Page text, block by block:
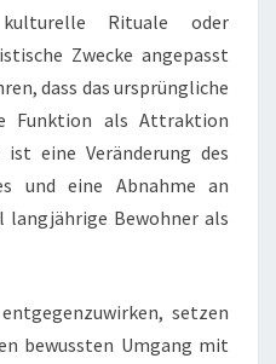
Rituale oder
Zwecke angepasst
dass das ursprüngliche
Funktion als Attraktion
eine Veränderung des
und eine Abnahme an
Bewohner als
setzen
bewussten Umgang mit